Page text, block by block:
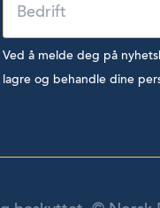
Ved å melde deg på
lagre og behandle dine